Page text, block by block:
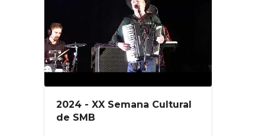
2024 - XX Semana Cultural
de SMB